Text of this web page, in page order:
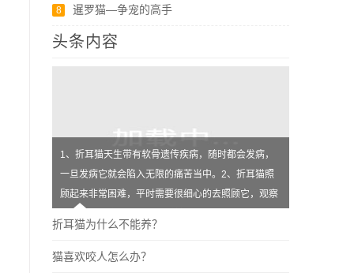
8 暹罗猫—争宠的高手
头条内容
1、折耳猫天生带有软骨遗传疾病，随时都会发病，
一旦发病它就会陷入无限的痛苦当中。2、折耳猫照
顾起来非常困难，平时需要很细心的去照顾它，观察
折耳猫为什么不能养？
猫喜欢咬人怎么办？